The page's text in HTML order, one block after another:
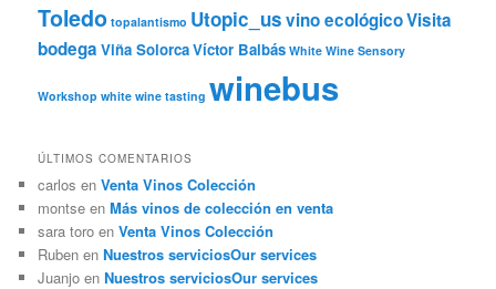
Toledo topalantismo Utopic_usvino ecológicoVisita
bodega Viña SolorcaVíctor Balbás White Wine Sensory
Workshop white wine tasting winebus
ÚLTIMOS COMENTARIOS
carlos enVenta Vinos Colección
montse enMás vinos de colección en venta
sara toro enVenta Vinos Colección
Ruben enNuestros serviciosOur services
Juanjo enNuestros serviciosOur services